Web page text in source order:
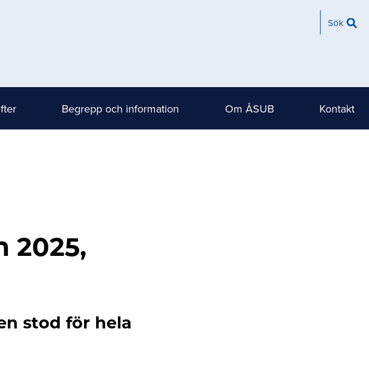
Sök
Begrepp och information Om ÅSUB Kontakt
2025,
stod för hela